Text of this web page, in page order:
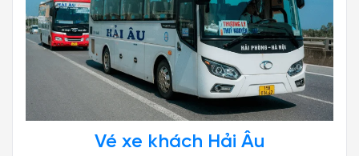
Vé xe khách Hải Âu